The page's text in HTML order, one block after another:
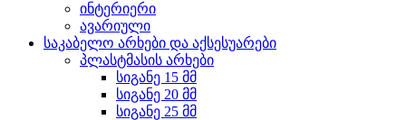
ინტერიერი
ავარიული
საკაბელო არხები და აქსესუარები
პლასტმასის არხები
სიგანე 15 მმ
სიგანე 20 მმ
სიგანე 25 მმ